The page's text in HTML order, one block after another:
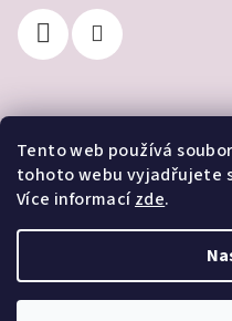
Tento web používá
tohoto webu vyjadřujete
Více informacízde.
Přijímáme online